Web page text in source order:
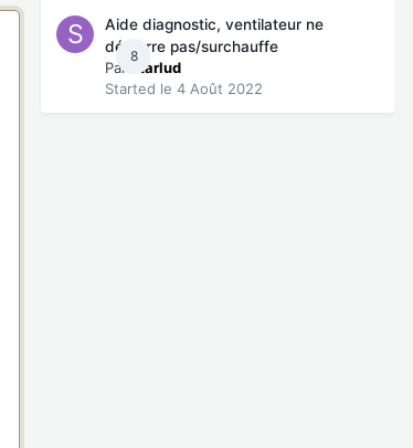
8
Aide diagnostic, ventilateur ne
démarre pas/surchauffe
Par
starlud
Started le 4 Août 2022